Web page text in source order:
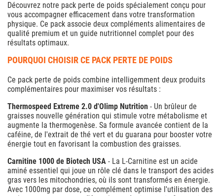
Découvrez notre pack perte de poids spécialement conçu pour
vous accompagner efficacement dans votre transformation
physique. Ce pack associe deux compléments alimentaires de
qualité premium et un guide nutritionnel complet pour des
résultats optimaux.
POURQUOI CHOISIR CE PACK PERTE DE POIDS
Ce pack perte de poids combine intelligemment deux produits
complémentaires pour maximiser vos résultats :
Thermospeed Extreme 2.0 d'Olimp Nutrition - Un brûleur de
graisses nouvelle génération qui stimule votre métabolisme et
augmente la thermogenèse. Sa formule avancée contient de la
caféine, de l'extrait de thé vert et du guarana pour booster votre
énergie tout en favorisant la combustion des graisses.
Carnitine 1000 de Biotech USA - La L-Carnitine est un acide
aminé essentiel qui joue un rôle clé dans le transport des acides
gras vers les mitochondries, où ils sont transformés en énergie.
Avec 1000mg par dose, ce complément optimise l'utilisation des